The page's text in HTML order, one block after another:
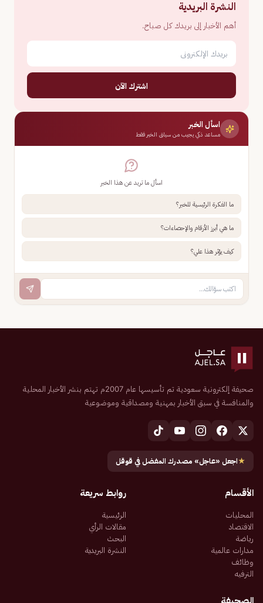
النشرة البريدية
أهم الأخبار إلى بريدك كل صباح.
اشترك الآن
اسأل الخبر
مساعد ذكي يجيب من سياق الخبر فقط
اسأل ما تريد عن هذا الخبر
ما الفكرة الرئيسية للخبر؟
ما هي أبرز الأرقام والإحصاءات؟
كيف يؤثر هذا علي؟
صحيفة إلكترونية سعودية تم تأسيسها عام 2007م تهتم بنشر الأخبار المحلية
والمنافسة في سبق الأخبار بمهنية ومصداقية وموضوعية
★اجعل «عاجل» مصدرك المفضل في قوقل
الأقسام
المحليات
الاقتصاد
رياضة
مدارات عالمية
وظائف
الترفيه
روابط سريعة
الرئيسية
مقالات الرأي
البحث
النشرة البريدية
الصحيفة